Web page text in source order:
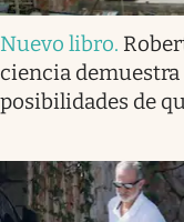
Nuevo libro.
ciencia
posibilidades de